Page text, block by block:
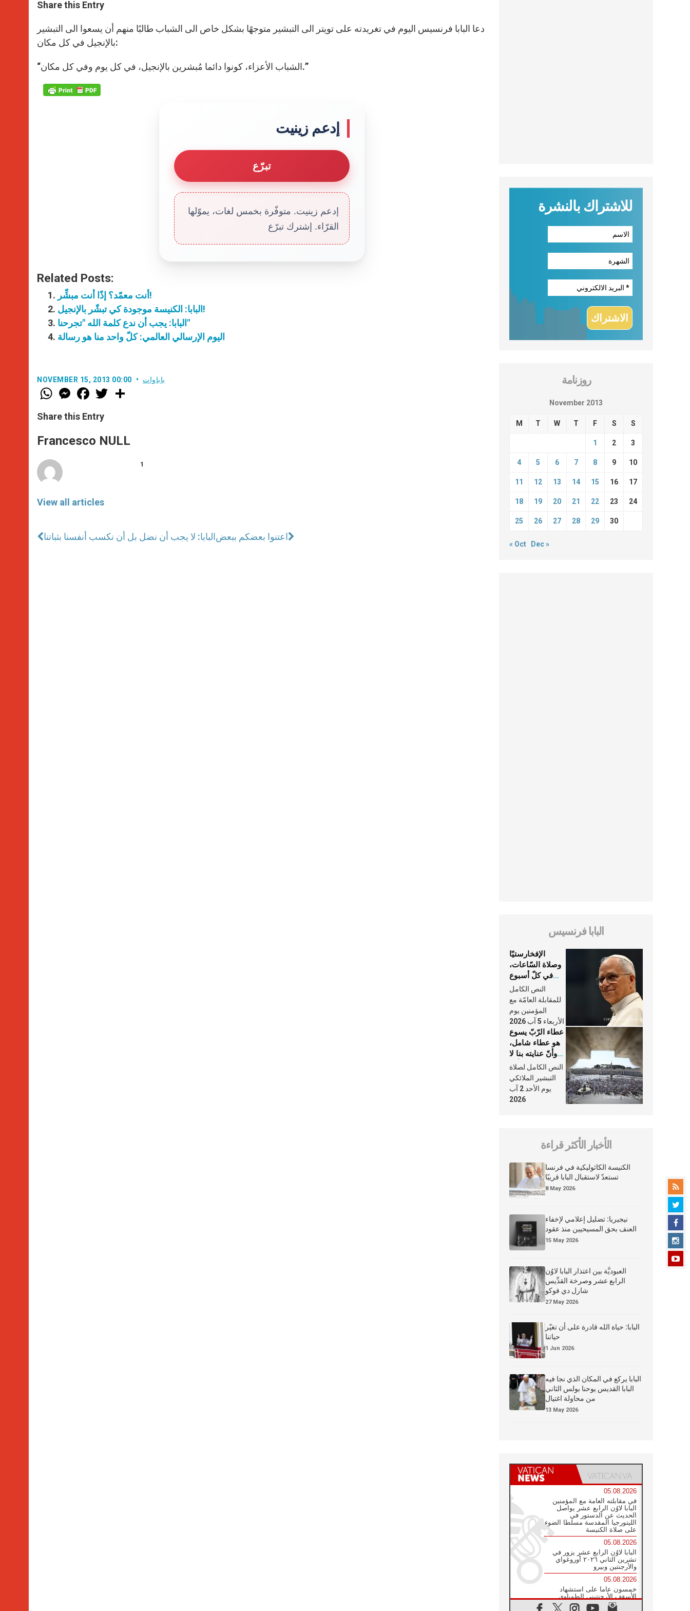
s
p
p
e
g
e
r
b
o
k
r
Share this Entry
دعا البابا فرنسيس اليوم في تغريدته على تويتر الى التبشير متوجهًا بشكل خاص الى الشباب طالبًا منهم أن يسعوا الى التبشير
بالإنجيل في كل مكان:
“الشباب الأعزاء، كونوا دائما مُبشرين بالإنجيل، في كل يوم وفي كل مكان.”
إدعم زينيت
تبرّع
إدعم زينيت. متوفّرة بخمس لغات، يموّلها
القرّاء. إشترك تبرّع
Related Posts:
أنت معمّد؟ إذًا أنت مبشِّر!
البابا: الكنيسة موجودة كي تبشّر بالإنجيل!
البابا: يجب أن ندع كلمة الله "تجرحنا"
اليوم الإرسالي العالمي: كلّ واحد منا هو رسالة
NOVEMBER 15, 2013 00:00 باباوات
W
h
t
s
p
p
M
e
s
e
g
e
F
a
e
b
o
k
w
r
Share this Entry
Francesco NULL
View all articles
1
البابا: لا يجب أن نضل بل أن نكسب أنفسنا بثباتنااعتنوا بعضكم ببعض
للاشتراك بالنشرة
روزنامة
November 2013
M T W T F S S
1 2 3
4 5 6 7 8 9 10
11 12 13 14 15 16 17
18 19 20 21 22 23 24
25 26 27 28 29 30
« Oct Dec »
البابا فرنسيس
الإفخارستيّا
وصلاة السّاعات،
في كلّ أسبوع
وكلّ يوم، هما
النَّفَس في حياة
الكنيسة
النص الكامل
للمقابلة العامّة مع
المؤمنين يوم
الأربعاء 5 آب 2026
عطاء الرّبّ يسوع
هو عطاء شامل،
وأنّ عنايته بنا لا
تغيب عنّا أبدًا
النص الكامل لصلاة
التبشير الملائكي
يوم الأحد 2 آب
2026
الأخبار الأكثر قراءة
الكنيسة الكاثوليكية في فرنسا
تستعدّ لاستقبال البابا قريبًا
8 May 2026
نيجيريا: تضليل إعلامي لإخفاء
العنف بحق المسيحيين منذ عقود
15 May 2026
العبوديَّة بين اعتذار البابا لاوُن
الرابع عشر وصرخة القدِّيس
شارل دي فوكو
27 May 2026
البابا: حياة الله قادرة على أن تغيّر
حياتنا
1 Jun 2026
البابا يركع في المكان الذي نجا فيه
البابا القديس يوحنا بولس الثاني
من محاولة اغتيال
13 May 2026
05.08.2026
في مقابلته العامة مع المؤمنين
البابا لاوُن الرابع عشر يواصل
الحديث عن الدستور في
الليتورجيا المقدسة مسلطا الضوء
على صلاة الكنيسة
05.08.2026
البابا لاوُن الرابع عشر يزور في
تشرين الثاني ٢٠٢٦ أوروغواي
والأرجنتين وبيرو
05.08.2026
خمسون عاما على استشهاد
الأسقف الأرجنتيني الطوباوي
إنريكي أنجيليلي